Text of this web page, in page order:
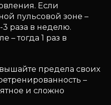
Если
пульсовой зоне –
раза в неделю.
– тогда 1 раз в
предела своих
–
и сложно